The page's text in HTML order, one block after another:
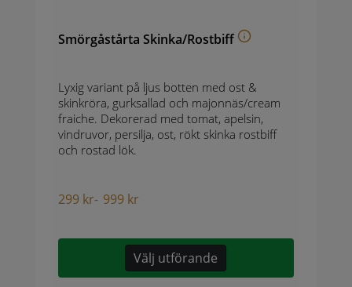
Smörgåstårta Skinka/Rostbiff
Lyxig variant på ljus botten med ost &
skinkröra, gurksallad och majonnäs/cream
fraiche. Dekorerad med tomat, apelsin,
vindruvor, persilja, ost, rökt skinka rostbiff
och rostad lök.
299 kr- 999 kr
Välj utförande